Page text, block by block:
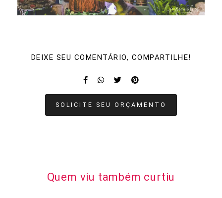
DEIXE SEU COMENTÁRIO, COMPARTILHE!
SOLICITE SEU ORÇAMENTO
Quem viu também curtiu